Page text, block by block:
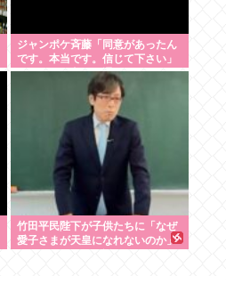
ジャンポケ斉藤「同意があったん
です。本当です。信じて下さい」
←何でこの主張が通らないの？
竹田平民陛下が子供たちに「なぜ
愛子さまが天皇になれないのか」